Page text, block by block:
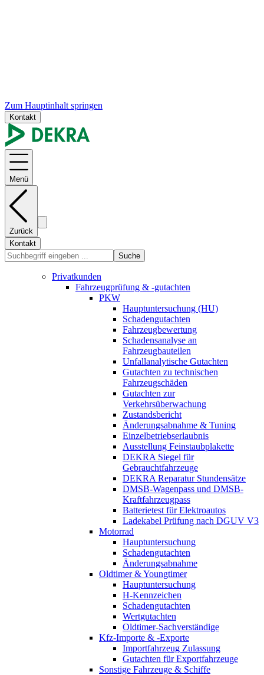
Zum Hauptinhalt springen
Kontakt
Menü
Zurück
Kontakt
Suche
Privatkunden
Fahrzeugprüfung & -gutachten
PKW
Hauptuntersuchung (HU)
Schadengutachten
Fahrzeugbewertung
Schadensanalyse an
Fahrzeugbauteilen
Unfallanalytische Gutachten
Gutachten zu technischen
Fahrzeugschäden
Gutachten zur
Verkehrsüberwachung
Zustandsbericht
Änderungsabnahme & Tuning
Einzelbetriebserlaubnis
Ausstellung Feinstaubplakette
DEKRA Siegel für
Gebrauchtfahrzeuge
DEKRA Reparatur Stundensätze
DMSB-Wagenpass und DMSB-
Kraftfahrzeugpass
Batterietest für Elektroautos
Ladekabel Prüfung nach DGUV V3
Motorrad
Hauptuntersuchung
Schadengutachten
Änderungsabnahme
Oldtimer & Youngtimer
Hauptuntersuchung
H-Kennzeichen
Schadengutachten
Wertgutachten
Oldtimer-Sachverständige
Kfz-Importe & -Exporte
Importfahrzeug Zulassung
Gutachten für Exportfahrzeuge
Sonstige Fahrzeuge & Schiffe